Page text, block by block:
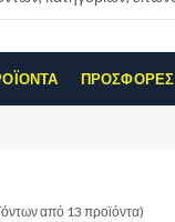
ΠΡΟΣΦΟΡΈΣ
από 13 προϊόντα)